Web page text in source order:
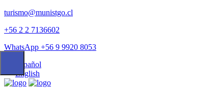
turismo@munistgo.cl
+56 2 2 7136602
WhatsApp +56 9 9920 8053
Español
English